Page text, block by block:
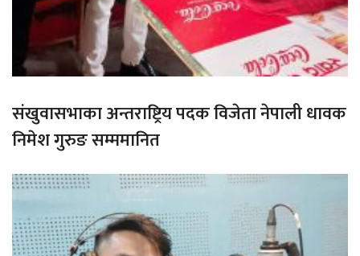
संखुवासभाका अन्तराष्ट्रिय पदक विजेता नेपाली धावक
निमेश गुरुङ सम्ममानित